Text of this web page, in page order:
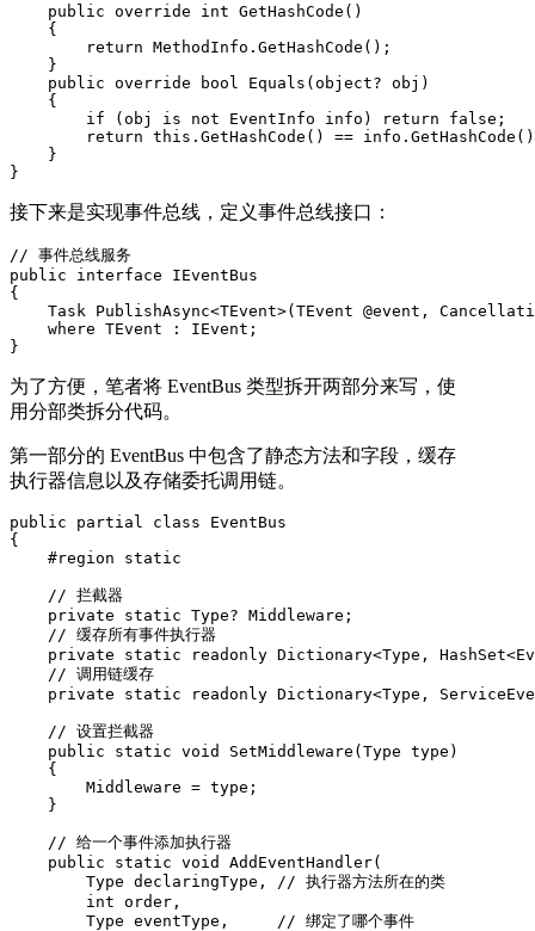
    public override int GetHashCode()
    {
        return MethodInfo.GetHashCode();
    }
    public override bool Equals(object? obj)
    {
        if (obj is not EventInfo info) return false;
return this.GetHashCode() ==
    }
}
接下来是实现事件总线，定义事件总线接口：
// 事件总线服务
public interface IEventBus
{
Task PublishAsync<TEvent>(TEvent @event,
    where TEvent : IEvent;
}
为了方便，笔者将 EventBus 类型拆开两部分来写，使
用分部类拆分代码。
第一部分的 EventBus 中包含了静态方法和字段，缓存
执行器信息以及存储委托调用链。
public partial class EventBus
{
    #region static
    // 拦截器
    private static Type? Middleware;
    // 缓存所有事件执行器
private static readonly Dictionary<Type,
    // 调用链缓存
private static readonly Dictionary<Type,
    // 设置拦截器
    public static void SetMiddleware(Type type)
    {
        Middleware = type;
    }
    // 给一个事件添加执行器
    public static void AddEventHandler(
        Type declaringType, // 执行器方法所在的类
        int order,
        Type eventType,     // 绑定了哪个事件